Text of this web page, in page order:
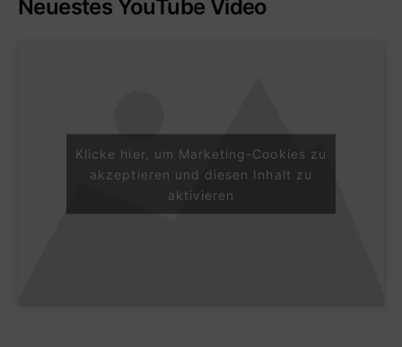
Neuestes YouTube Video
Klicke hier, um Marketing-Cookies zu
akzeptieren und diesen Inhalt zu
aktivieren